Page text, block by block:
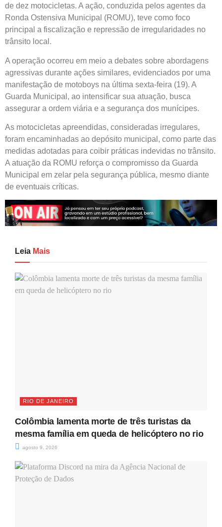
de dez motocicletas. A ação, conduzida pelos agentes da
Ronda Ostensiva Municipal (ROMU), teve como foco
principal a fiscalização e repressão de irregularidades no
trânsito local.
A operação ocorreu em meio a debates sobre abordagens
agressivas durante ações similares, evidenciados por uma
manifestação de motoboys na última sexta-feira (19). A
Guarda Municipal, ao intensificar sua atuação, busca
assegurar a ordem viária e a segurança dos munícipes.
As motocicletas apreendidas, consideradas irregulares,
foram encaminhadas ao depósito municipal, como parte das
medidas adotadas para coibir práticas indevidas no trânsito.
A atuação da ROMU reforça o compromisso da Guarda
Municipal em zelar pela segurança pública, mesmo diante
de eventuais críticas.
Leia Mais
RIO DE JANEIRO
Colômbia lamenta morte de três turistas da
mesma família em queda de helicóptero no rio
agosto 9, 2026